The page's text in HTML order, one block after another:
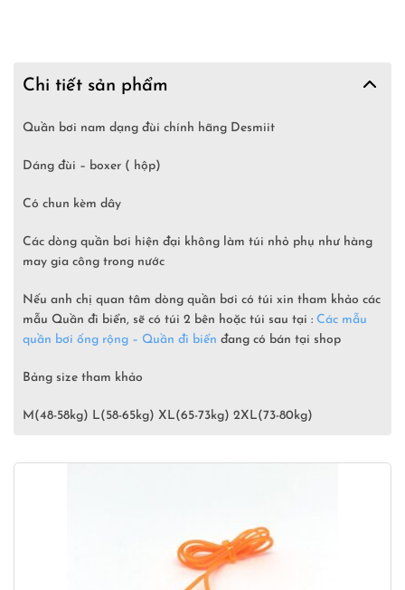
Chi tiết sản phẩm
Quần bơi nam dạng đùi chính hãng Desmiit
Dáng đùi – boxer ( hộp)
Có chun kèm dây
Các dòng quần bơi hiện đại không làm túi nhỏ phụ như hàng
may gia công trong nước
Nếu anh chị quan tâm dòng quần bơi có túi xin tham khảo các
mẫu Quần đi biển, sẽ có túi 2 bên hoặc túi sau tại : Các mẫu
quần bơi ống rộng – Quần đi biển đang có bán tại shop
Bảng size tham khảo
M(48-58kg) L(58-65kg) XL(65-73kg) 2XL(73-80kg)